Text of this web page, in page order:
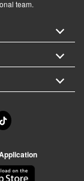
team.